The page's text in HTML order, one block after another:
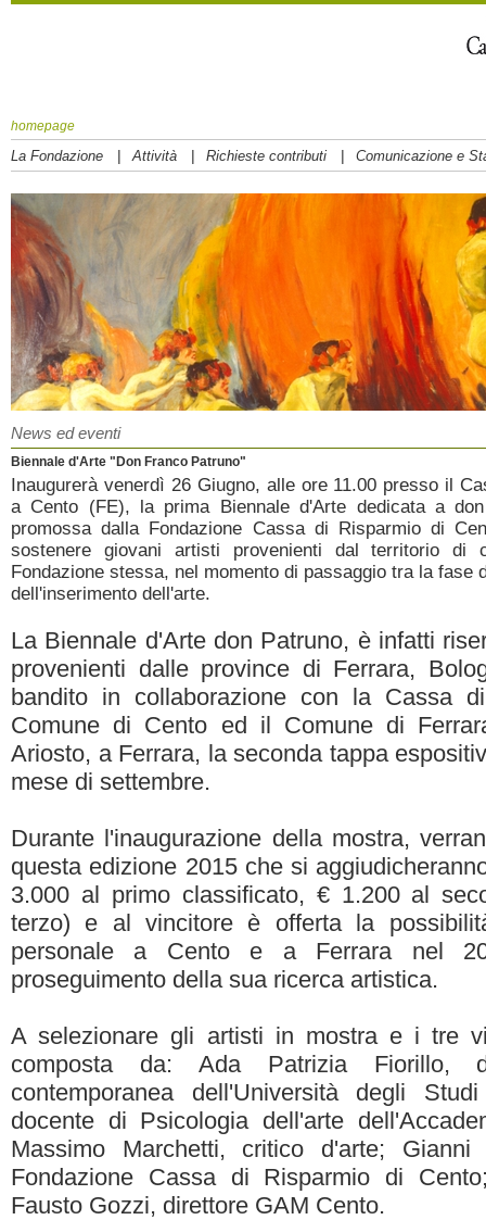
homepage
La Fondazione | Attività | Richieste contributi | Comunicazione e
News ed eventi
Biennale d'Arte "Don Franco Patruno"
Inaugurerà venerdì 26 Giugno, alle ore 11.00 presso il
a Cento (FE), la prima Biennale d'Arte dedicata a
promossa dalla Fondazione Cassa di Risparmio di
sostenere giovani artisti provenienti dal territorio di
Fondazione stessa, nel momento di passaggio tra la fase
dell'inserimento dell'arte.
La Biennale d'Arte don Patruno, è infatti
provenienti dalle province di Ferrara,
bandito in collaborazione con la Cassa
Comune di Cento ed il Comune di
Ariosto, a Ferrara, la seconda tappa
mese di settembre.
Durante l'inaugurazione della mostra,
questa edizione 2015 che si
3.000 al primo classificato, € 1.200 al
terzo) e al vincitore è offerta la
personale a Cento e a Ferrara nel
proseguimento della sua ricerca artistica.
A selezionare gli artisti in mostra e i tre
composta da: Ada Patrizia Fiorillo,
contemporanea dell'Università degli
docente di Psicologia dell'arte
Massimo Marchetti, critico d'arte; Gianni
Fondazione Cassa di Risparmio di
Fausto Gozzi, direttore GAM Cento.